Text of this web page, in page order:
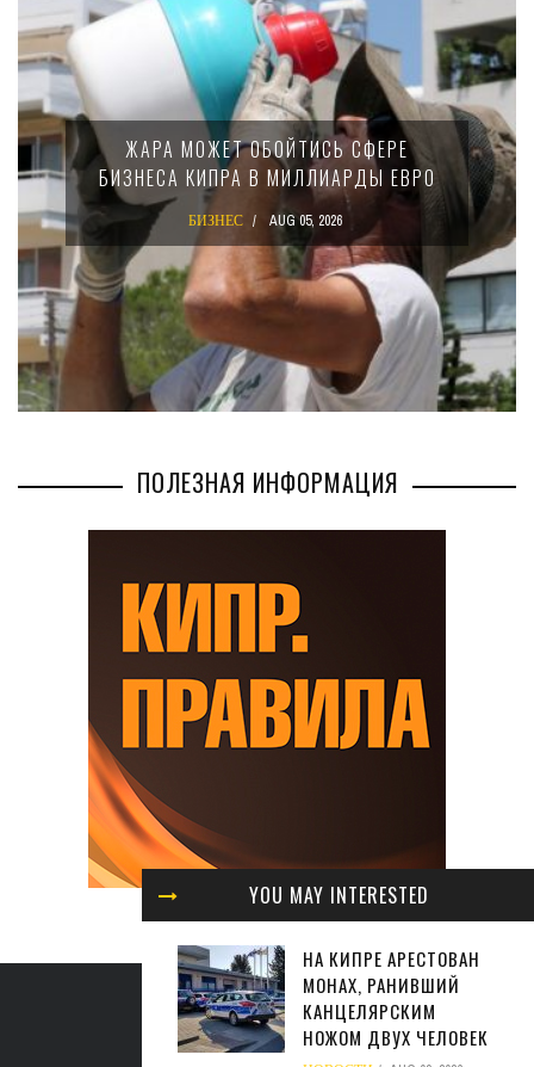
YOU MAY INTERESTED
НА КИПРЕ АРЕСТОВАН
МОНАХ, РАНИВШИЙ
КАНЦЕЛЯРСКИМ
НОЖОМ ДВУХ ЧЕЛОВЕК
ЖАРА МОЖЕТ ОБОЙТИСЬ СФЕРЕ
БИЗНЕСА КИПРА В МИЛЛИАРДЫ ЕВРО
БИЗНЕС AUG 05, 2026
ПОЛЕЗНАЯ ИНФОРМАЦИЯ